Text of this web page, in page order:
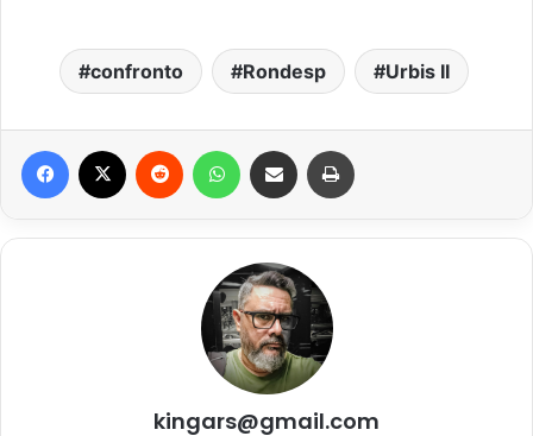
confronto Rondesp Urbis II
Facebook Reddit WhatsAppCompartilhar via e-mail
kingars@gmail.com